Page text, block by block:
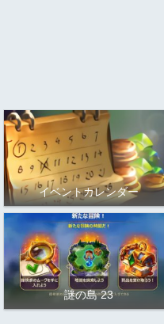
イベントカレンダー
謎の島 23